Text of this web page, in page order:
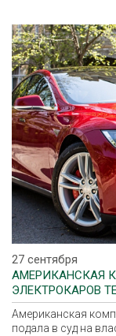
27 сентября
АМЕРИКАНСКАЯ
ЭЛЕКТРОКАРОВ
МИЧИГАН (США)
Американская
подала в суд на